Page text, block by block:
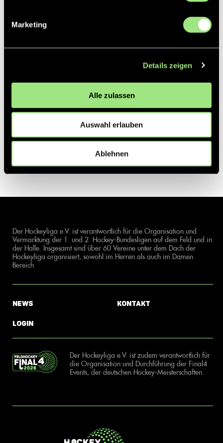
Marketing
Details zeigen
Alle zulassen
Auswahl erlauben
Ablehnen
Der Hockeyliga e.V. ist verantwortlich für die Organisation und
Vermarktung der 1. und 2. Hockey-Bundesligen auf dem Feld und in
der Halle. Insgesamt sind über 60 Vereine unter dem Dach der
Hockeyliga organisiert, sowohl im Herren als auch im Damen
Bereich.
News
Login
Kontakt
Der Hockeyliga e.V. ist zudem verantwortlich für
die Organisation und Durchführung der Final4
Events, der deutschen Hockey-Meisterschaften.